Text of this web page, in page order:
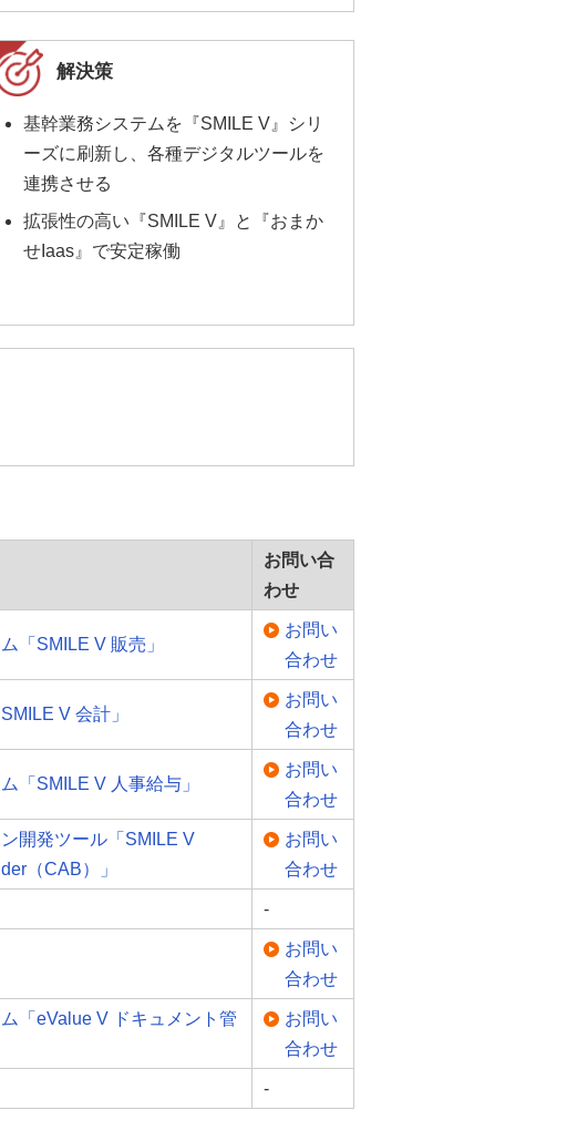
解決策
基幹業務システムを『SMILE V』シリ
ーズに刷新し、各種デジタルツールを
連携させる
拡張性の高い『SMILE V』と『おまか
せIaas』で安定稼働
お問い合
わせ
「SMILE V 販売」
お問い
合わせ
V 会計」
お問い
合わせ
「SMILE V 人事給与」
お問い
合わせ
開発ツール「SMILE V
（CAB）」
お問い
合わせ
-
お問い
合わせ
「eValue V ドキュメント管
お問い
合わせ
-